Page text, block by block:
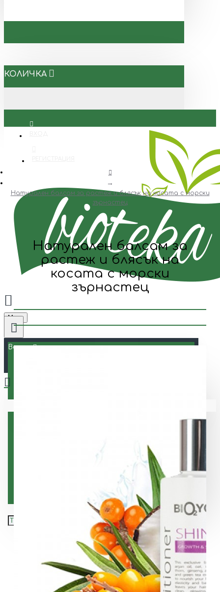
КОЛИЧКА
Menu
Всички
Натурален балсам за растеж и блясък на косата с морски
зърнастец
Натурален балсам за
растеж и блясък на
косата с морски
зърнастец